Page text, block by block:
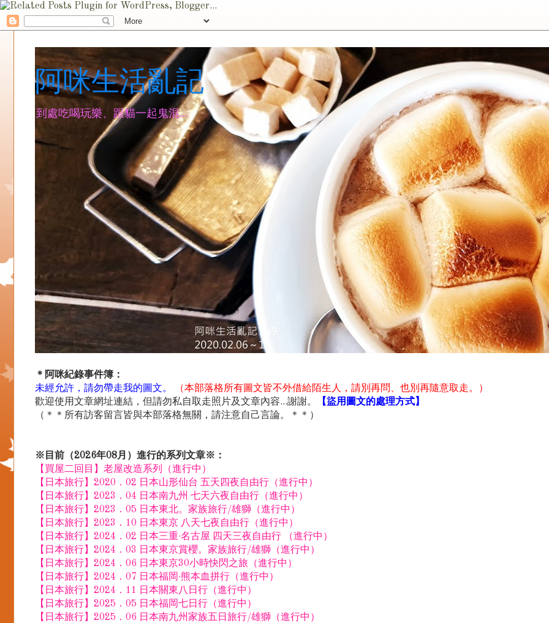
阿咪生活亂記
到處吃喝玩樂、跟貓一起鬼混...
＊阿咪紀錄事件簿：
未經允許，請勿帶走我的圖文。
（本部落格所有圖文皆不外借給陌生人，請別再問、也別再隨意取走。）
歡迎使用文章網址連結，但請勿私自取走照片及文章內容...謝謝。
【盜用圖文的處理方式】
（＊＊所有訪客留言皆與本部落格無關，請注意自己言論。＊＊）
※目前（2026年08月）進行的系列文章※：
【買屋二回目】老屋改造系列（進行中）
【日本旅行】2020．02 日本山形仙台 五天四夜自由行（進行中）
【日本旅行】2023．04 日本南九州 七天六夜自由行（進行中）
【日本旅行】2023．05 日本東北。家族旅行/雄獅（進行中）
【日本旅行】2023．10 日本東京 八天七夜自由行（進行中）
【日本旅行】2024．02 日本三重·名古屋 四天三夜自由行 （進行中）
【日本旅行】2024．03 日本東京賞櫻。家族旅行/雄獅（進行中）
【日本旅行】2024．06 日本東京30小時快閃之旅（進行中）
【日本旅行】2024．07 日本福岡·熊本血拼行（進行中）
【日本旅行】2024．11 日本關東八日行（進行中）
【日本旅行】2025．05 日本福岡七日行（進行中）
【日本旅行】2025．06 日本南九州家族五日旅行/雄獅（進行中）